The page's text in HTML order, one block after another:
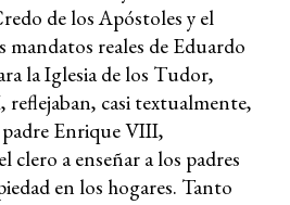
de los Apóstoles y el
reales de Eduardo
la Iglesia de los Tudor,
reflejaban, casi textualmente,
Enrique VIII,
clero a enseñar a los padres
en los hogares. Tanto